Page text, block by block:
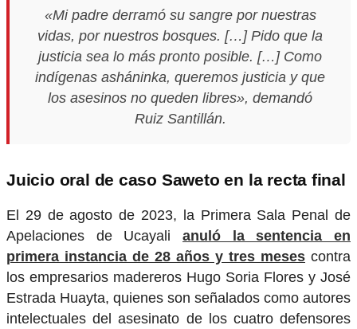
«Mi padre derramó su sangre por nuestras
vidas, por nuestros bosques. […] Pido que la
justicia sea lo más pronto posible. […] Como
indígenas asháninka, queremos justicia y que
los asesinos no queden libres», demandó
Ruiz Santillán.
Juicio oral de caso Saweto en la recta final
El 29 de agosto de 2023, la Primera Sala Penal de
Apelaciones de Ucayali anuló la sentencia en
primera instancia de 28 años y tres meses contra
los empresarios madereros Hugo Soria Flores y José
Estrada Huayta, quienes son señalados como autores
intelectuales del asesinato de los cuatro defensores